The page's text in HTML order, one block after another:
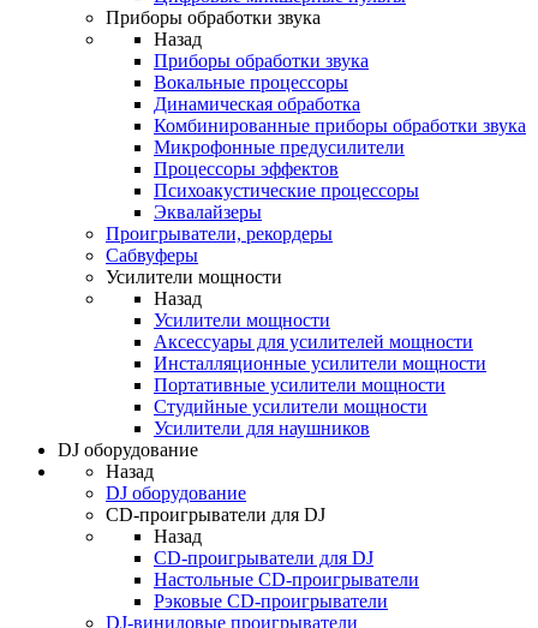
Приборы обработки звука
Назад
Приборы обработки звука
Вокальные процессоры
Динамическая обработка
Комбинированные приборы обработки звука
Микрофонные предусилители
Процессоры эффектов
Психоакустические процессоры
Эквалайзеры
Проигрыватели, рекордеры
Сабвуферы
Усилители мощности
Назад
Усилители мощности
Аксессуары для усилителей мощности
Инсталляционные усилители мощности
Портативные усилители мощности
Студийные усилители мощности
Усилители для наушников
DJ оборудование
Назад
DJ оборудование
CD-проигрыватели для DJ
Назад
CD-проигрыватели для DJ
Настольные CD-проигрыватели
Рэковые CD-проигрыватели
DJ-виниловые проигрыватели